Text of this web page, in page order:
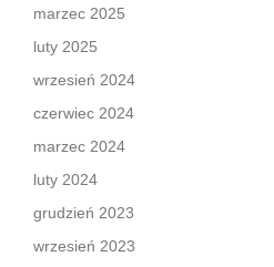
marzec 2025
luty 2025
wrzesień 2024
czerwiec 2024
marzec 2024
luty 2024
grudzień 2023
wrzesień 2023